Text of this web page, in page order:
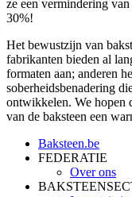
ze een vermindering
30%!
Het bewustzijn van
fabrikanten bieden al
formaten aan; anderen
soberheidsbenadering
ontwikkelen. We hopen
van de baksteen een
Baksteen.be
FEDERATIE
Over ons